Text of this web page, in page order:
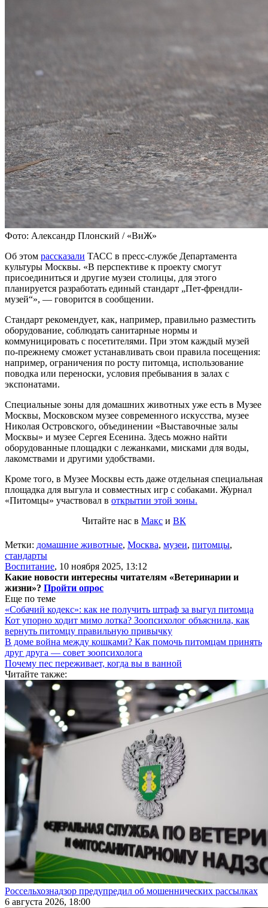
Фото: Александр Плонский / «ВиЖ»
Об этом рассказали ТАСС в пресс-службе Департамента
культуры Москвы. «В перспективе к проекту смогут
присоединиться и другие музеи столицы, для этого
планируется разработать единый стандарт „Пет-френдли-
музей“», — говорится в сообщении.
Стандарт рекомендует, как, например, правильно разместить
оборудование, соблюдать санитарные нормы и
коммуницировать с посетителями. При этом каждый музей
по-прежнему сможет устанавливать свои правила посещения:
например, ограничения по росту питомца, использование
поводка или переноски, условия пребывания в залах с
экспонатами.
Специальные зоны для домашних животных уже есть в Музее
Москвы, Московском музее современного искусства, музее
Николая Островского, объединении «Выставочные залы
Москвы» и музее Сергея Есенина. Здесь можно найти
оборудованные площадки с лежанками, мисками для воды,
лакомствами и другими удобствами.
Кроме того, в Музее Москвы есть даже отдельная специальная
площадка для выгула и совместных игр с собаками. Журнал
«Питомцы» участвовал в открытии этой зоны.
Читайте нас в Макс и ВК
Метки: домашние животные, Москва, музеи, питомцы,
стандарты
Воспитание, 10 ноября 2025, 13:12
Какие новости интересны читателям «Ветеринарии и
жизни»? Пройти опрос
Еще по теме
«Собачий кодекс»: как не получить штраф за выгул питомца
Кот упорно ходит мимо лотка? Зоопсихолог объяснила, как
вернуть питомцу правильную привычку
В доме война между кошками? Как помочь питомцам принять
друг друга — совет зоопсихолога
Почему пес переживает, когда вы в ванной
Читайте также:
Россельхознадзор предупредил об мошеннических рассылках
6 августа 2026, 18:00